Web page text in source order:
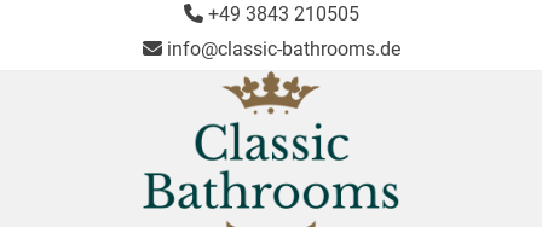
+49 3843 210505
info@classic-bathrooms.de